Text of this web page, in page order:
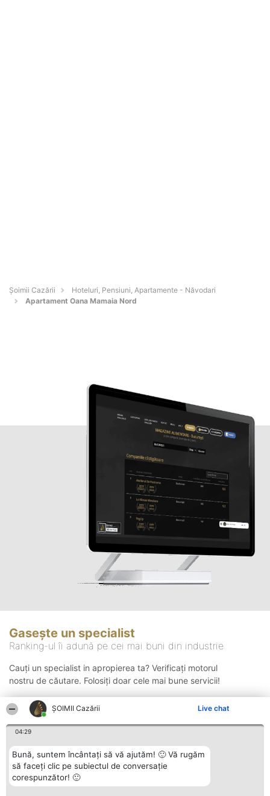
ȘOIMII Cazării Live chat
04:29
Bună, suntem încântați să vă ajutăm! 🙂 Vă rugăm
să faceți clic pe subiectul de conversație
corespunzător! 🙂
Șoimii Cazării
Hoteluri, Pensiuni, Apartamente - Năvodari
Apartament Oana Mamaia Nord
Gasește un specialist
Ranking-ul îi adună pe cei mai buni din industrie
Cauți un specialist in apropierea ta? Verificați motorul
nostru de căutare. Folosiți doar cele mai bune servicii!